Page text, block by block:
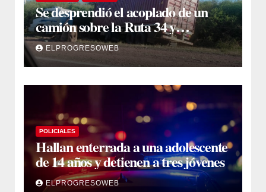
Se desprendió el acoplado de un
camión sobre la Ruta 34 y
camioneros se unieron para
retirarlo
ELPROGRESOWEB
POLICIALES
Hallan enterrada a una adolescente
de 14 años y detienen a tres jóvenes
ELPROGRESOWEB